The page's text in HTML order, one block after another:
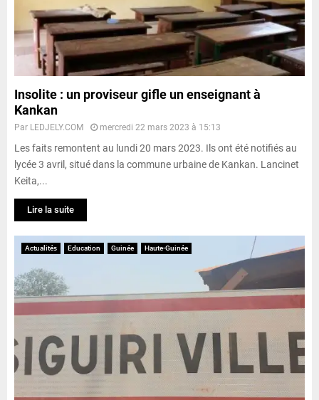
Insolite : un proviseur gifle un enseignant à
Kankan
Par LEDJELY.COM mercredi 22 mars 2023 à 15:13
Les faits remontent au lundi 20 mars 2023. Ils ont été notifiés au
lycée 3 avril, situé dans la commune urbaine de Kankan. Lancinet
Keita,...
Lire la suite
Actualités Education Guinée Haute-Guinée